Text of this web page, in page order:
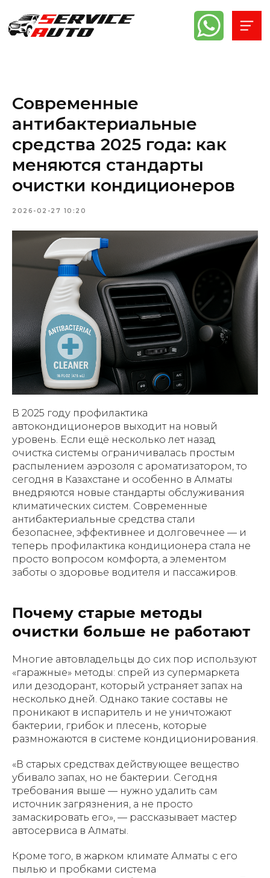
Современные
антибактериальные
средства 2025 года: как
меняются стандарты
очистки кондиционеров
2026-02-27 10:20
В 2025 году профилактика
автокондиционеров выходит на новый
уровень. Если ещё несколько лет назад
очистка системы ограничивалась простым
распылением аэрозоля с ароматизатором, то
сегодня в Казахстане и особенно в Алматы
внедряются новые стандарты обслуживания
климатических систем. Современные
антибактериальные средства стали
безопаснее, эффективнее и долговечнее — и
теперь профилактика кондиционера стала не
просто вопросом комфорта, а элементом
заботы о здоровье водителя и пассажиров.
Почему старые методы
очистки больше не работают
Многие автовладельцы до сих пор используют
«гаражные» методы: спрей из супермаркета
или дезодорант, который устраняет запах на
несколько дней. Однако такие составы не
проникают в испаритель и не уничтожают
бактерии, грибок и плесень, которые
размножаются в системе кондиционирования.
«В старых средствах действующее вещество
убивало запах, но не бактерии. Сегодня
требования выше — нужно удалить сам
источник загрязнения, а не просто
замаскировать его», — рассказывает мастер
автосервиса в Алматы.
Кроме того, в жарком климате Алматы с его
пылью и пробками система